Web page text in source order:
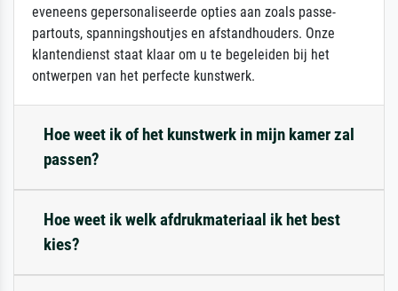
eveneens gepersonaliseerde opties aan zoals passe-
partouts, spanningshoutjes en afstandhouders. Onze
klantendienst staat klaar om u te begeleiden bij het
ontwerpen van het perfecte kunstwerk.
Hoe weet ik of het kunstwerk in mijn kamer zal
passen?
Hoe weet ik welk afdrukmateriaal ik het best
kies?